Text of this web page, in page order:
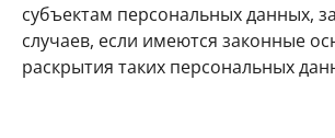
субъектам персональных данных,
случаев, если имеются законные
раскрытия таких персональных